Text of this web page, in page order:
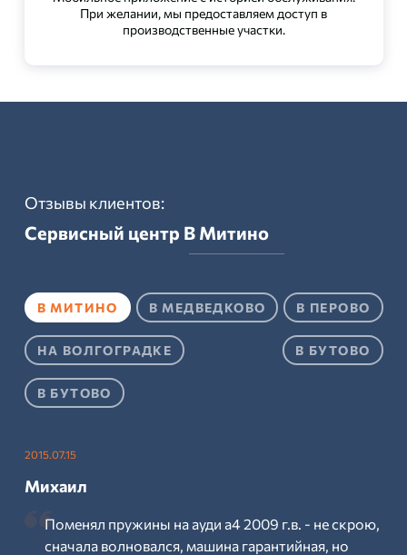
При желании, мы предоставляем доступ в
производственные участки.
Отзывы клиентов:
Сервисный центр В Митино
В МИТИНО В МЕДВЕДКОВО В ПЕРОВО
НА ВОЛГОГРАДКЕ В БУТОВО
В БУТОВО
2015.07.15
Михаил
Поменял пружины на ауди а4 2009 г.в. - не скрою,
сначала волновался, машина гарантийная, но